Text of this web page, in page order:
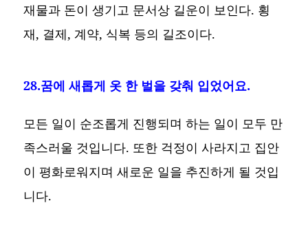
재물과 돈이 생기고 문서상 길운이 보인다. 횡
재, 결제, 계약, 식복 등의 길조이다.
28.꿈에 새롭게 옷 한 벌을 갖춰 입었어요.
모든 일이 순조롭게 진행되며 하는 일이 모두 만
족스러울 것입니다. 또한 걱정이 사라지고 집안
이 평화로워지며 새로운 일을 추진하게 될 것입
니다.